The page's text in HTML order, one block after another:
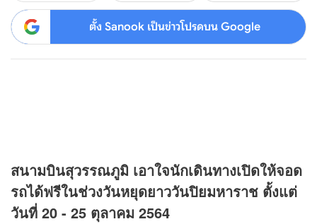
ตั้ง Sanook เป็นข่าวโปรดบน Google
สนามบินสุวรรณภูมิ เอาใจนักเดินทางเปิดให้จอด
รถได้ฟรีในช่วงวันหยุดยาววันปิยมหาราช ตั้งแต่
วันที่ 20 - 25 ตุลาคม 2564